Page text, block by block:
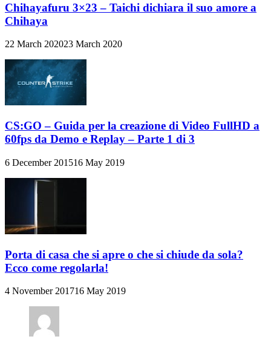
Chihayafuru 3×23 – Taichi dichiara il suo amore a
Chihaya
22 March 202023 March 2020
CS:GO – Guida per la creazione di Video FullHD a
60fps da Demo e Replay – Parte 1 di 3
6 December 201516 May 2019
Porta di casa che si apre o che si chiude da sola?
Ecco come regolarla!
4 November 201716 May 2019